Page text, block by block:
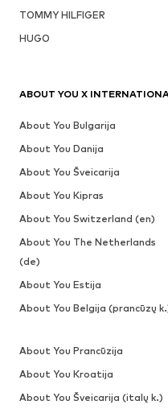
TOMMY HILFIGER
HUGO
ABOUT YOU X
About You Bulgarija
About You Danija
About You Šveicarija
About You Kipras
About You Switzerland (en)
About You The Netherlands
(de)
About You Estija
About You Belgija (prancūzų
About You Prancūzija
About You Kroatija
About You Šveicarija (italų k.)